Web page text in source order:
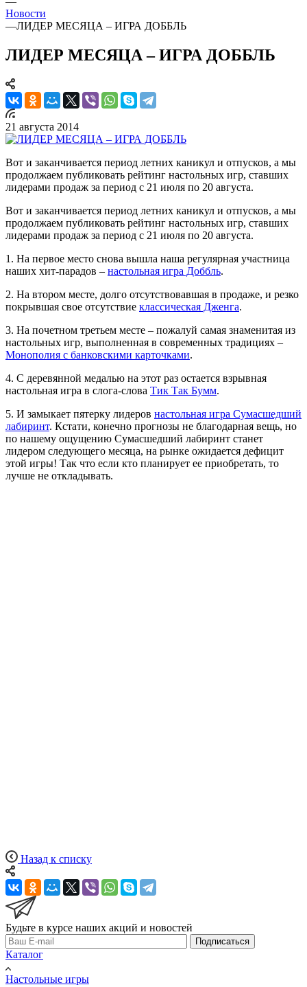
Новости
—ЛИДЕР МЕСЯЦА – ИГРА ДОББЛЬ
ЛИДЕР МЕСЯЦА – ИГРА ДОББЛЬ
21 августа 2014
Вот и заканчивается период летних каникул и отпусков, а мы
продолжаем публиковать рейтинг настольных игр, ставших
лидерами продаж за период с 21 июля по 20 августа.
Вот и заканчивается период летних каникул и отпусков, а мы
продолжаем публиковать рейтинг настольных игр, ставших
лидерами продаж за период с 21 июля по 20 августа.
1. На первое место снова вышла наша регулярная участница
наших хит-парадов – настольная игра Доббль.
2. На втором месте, долго отсутствовавшая в продаже, и резко
покрывшая свое отсутствие классическая Дженга.
3. На почетном третьем месте – пожалуй самая знаменитая из
настольных игр, выполненная в современных традициях –
Монополия с банковскими карточками.
4. С деревянной медалью на этот раз остается взрывная
настольная игра в слога-слова Тик Так Бумм.
5. И замыкает пятерку лидеров настольная игра Сумасшедший
лабиринт. Кстати, конечно прогнозы не благодарная вещь, но
по нашему ощущению Сумасшедший лабиринт станет
лидером следующего месяца, на рынке ожидается дефицит
этой игры! Так что если кто планирует ее приобретать, то
лучше не откладывать.
Назад к списку
Будьте в курсе наших акций и новостей
Подписаться
Каталог
Настольные игры